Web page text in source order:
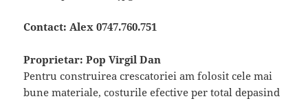
Contact: Alex 0747.760.751
Proprietar: Pop Virgil Dan
Pentru construirea crescatoriei am folosit cele mai
bune materiale, costurile efective per total depasind